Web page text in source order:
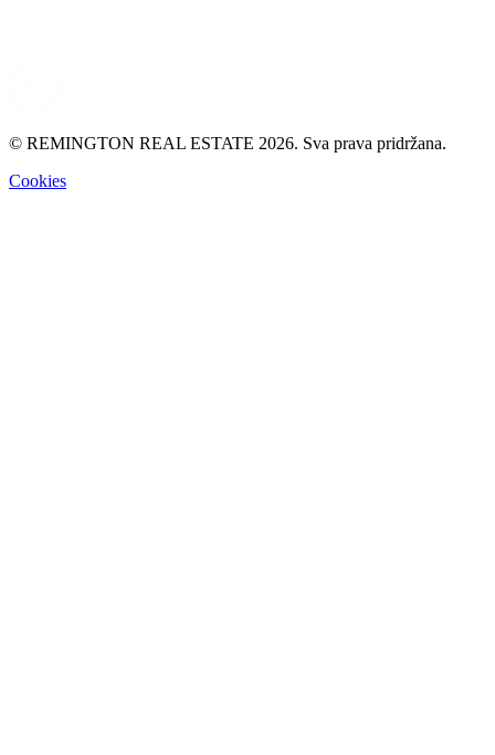
© REMINGTON REAL ESTATE 2026. Sva prava pridržana.
Cookies